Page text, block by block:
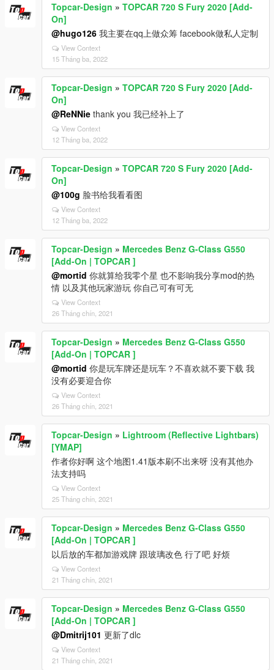
Topcar-Design » TOPCAR 720 S Fury 2020 [Add-
On]
@hugo126 我主要在qq上做众筹 facebook做私人定制
View Context
15 Tháng ba, 2022
Topcar-Design » TOPCAR 720 S Fury 2020 [Add-
On]
@ReNNie thank you 我已经补上了
View Context
12 Tháng ba, 2022
Topcar-Design » TOPCAR 720 S Fury 2020 [Add-
On]
@100g 脸书给我看看图
View Context
12 Tháng ba, 2022
Topcar-Design » Mercedes Benz G-Class G550
[Add-On | TOPCAR ]
@mortid 你就算给我零个星 也不影响我分享mod的热
情 以及其他玩家游玩 你自己可有可无
View Context
26 Tháng chín, 2021
Topcar-Design » Mercedes Benz G-Class G550
[Add-On | TOPCAR ]
@mortid 你是玩车牌还是玩车？不喜欢就不要下载 我
没有必要迎合你
View Context
26 Tháng chín, 2021
Topcar-Design » Lightroom (Reflective Lightbars)
[YMAP]
作者你好啊 这个地图1.41版本刷不出来呀 没有其他办
法支持吗
View Context
25 Tháng chín, 2021
Topcar-Design » Mercedes Benz G-Class G550
[Add-On | TOPCAR ]
以后放的车都加游戏牌 跟玻璃改色 行了吧 好烦
View Context
21 Tháng chín, 2021
Topcar-Design » Mercedes Benz G-Class G550
[Add-On | TOPCAR ]
@Dmitrij101 更新了dlc
View Context
21 Tháng chín, 2021